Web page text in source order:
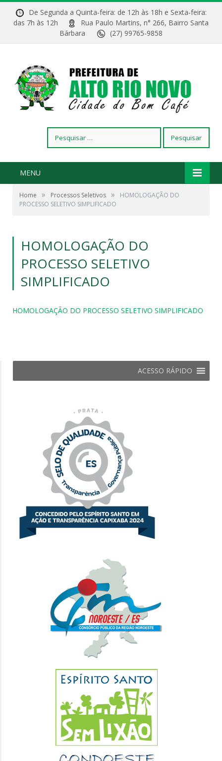
De Segunda a Quinta-feira: de 12h às 18h e Sexta-feira:
das 7h às 12h
Rua Paulo Martins, n° 266, Bairro Santa
Bárbara
(27) 99765-9858
por:
MENU
Home » Processos Seletivos »
HOMOLOGAÇÃO DO
PROCESSO SELETIVO SIMPLIFICADO
HOMOLOGAÇÃO DO
PROCESSO SELETIVO
SIMPLIFICADO
HOMOLOGAÇÃO DO PROCESSO SELETIVO SIMPLIFICADO
ACESSO RÁPIDO